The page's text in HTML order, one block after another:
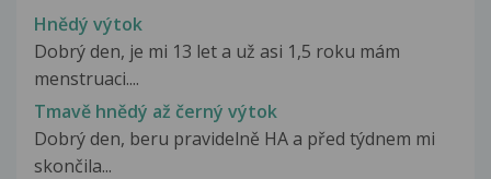
Hnědý výtok
Dobrý den, je mi 13 let a už asi 1,5 roku mám
menstruaci....
Tmavě hnědý až černý výtok
Dobrý den, beru pravidelně HA a před týdnem mi
skončila...